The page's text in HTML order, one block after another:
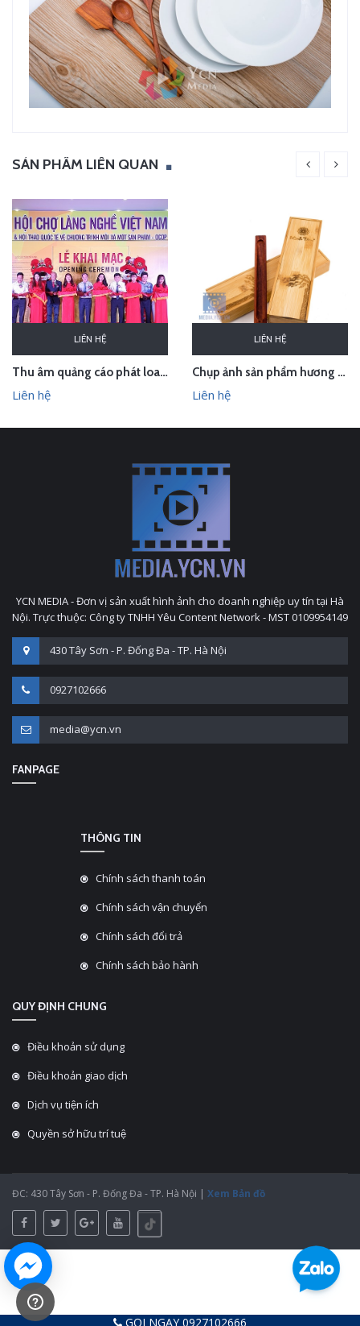
SẢN PHẨM LIÊN QUAN
LIÊN HỆ
Thu âm quảng cáo phát loa cho Hội chợ Làng nghề VN 2018
Liên hệ
LIÊN HỆ
Chụp ảnh sản phẩm hương trầm Hương Xưa - Kính Tâm trong studio Hà Nội
Liên hệ
YCN MEDIA - Đơn vị sản xuất hình ảnh cho doanh nghiệp uy tín tại Hà
Nội. Trực thuộc: Công ty TNHH Yêu Content Network - MST 0109954149
430 Tây Sơn - P. Đống Đa - TP. Hà Nội
0927102666
media@ycn.vn
FANPAGE
THÔNG TIN
Chính sách thanh toán
Chính sách vận chuyển
Chính sách đổi trả
Chính sách bảo hành
QUY ĐỊNH CHUNG
Điều khoản sử dụng
Điều khoản giao dịch
Dịch vụ tiện ích
Quyền sở hữu trí tuệ
ĐC: 430 Tây Sơn - P. Đống Đa - TP. Hà Nội | Xem Bản đồ
GỌI NGAY 0927102666